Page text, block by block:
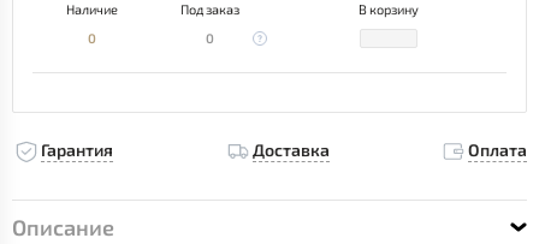
Наличие Под заказ
В корзину
0
0
Гарантия Доставка Оплата
Описание